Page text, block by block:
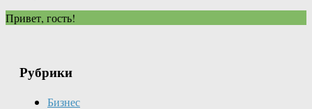
Привет, гость!
Рубрики
Бизнес